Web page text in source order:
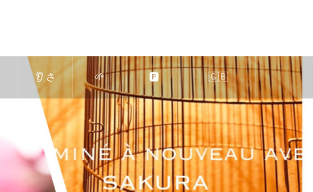
👂 さ
くら
エス
🌱
求人
｜エ
🅿️
駐車
場の
🇬🇧
Massage-
Relaxation